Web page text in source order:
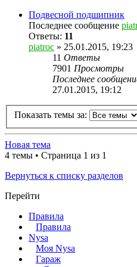
Подвесной подшипник
Последнее сообщение
Ответы: 11
piatroc » 25.01.2015, 19:23
11 Ответы
7901 Просмотры
Последнее
27.01.2015, 19:12
Показать темы за:
Новая тема
4 темы • Страница 1 из 1
Вернуться к списку разделов
Перейти
Правила
Правила
Nysa
Моя Nysa
Гараж